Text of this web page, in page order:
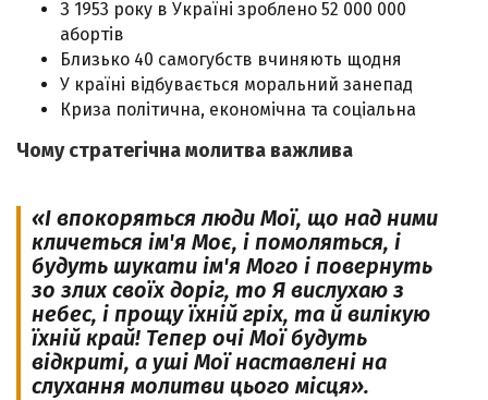
З 1953 року в Україні зроблено 52 000 000
абортів
Близько 40 самогубств вчиняють щодня
У країні відбувається моральний занепад
Криза політична, економічна та соціальна
Чому стратегічна молитва важлива
«І впокоряться люди Мої, що над ними
кличеться ім'я Моє, i помоляться, i
будуть шукати ім'я Мого i повернуть
зо злих cвоїx доріг, то Я вислухаю з
небес, i прощу їхній гріх, та й вилікую
їхній край! Тепер очі Мої будуть
відкриті, а уші Мої наставлені на
слухання молитви цього місця».